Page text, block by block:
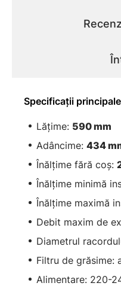
Specificaţii principale
Lăţime: 590 mm
Adâncime: 434
Înălţime fără coş:
Înălţime minimă
Înălţime maximă
Debit maxim de
Diametrul
Filtru de grăsime:
Alimentare: 220-